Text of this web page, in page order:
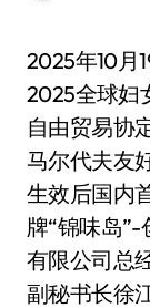
2025年10月19日，践行“一带一路”倡议，乘
2025全球妇
自由贸易协
马尔代夫友
生效后国内
牌“锦味岛
有限公司总
副秘书长徐